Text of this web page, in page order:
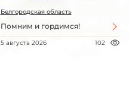
Белгородская область
Помним и гордимся!
5 августа 2026 102